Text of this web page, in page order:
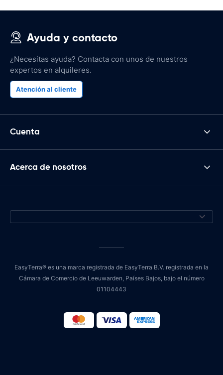
Ayuda y contacto
¿Necesitas ayuda? Contacta con unos de nuestros
expertos en alquileres.
Atención al cliente
Cuenta
Acerca de nosotros
EasyTerra® es una marca registrada de EasyTerra B.V. registrada en la
Cámara de Comercio de Leeuwarden, Países Bajos, bajo el número
01104443